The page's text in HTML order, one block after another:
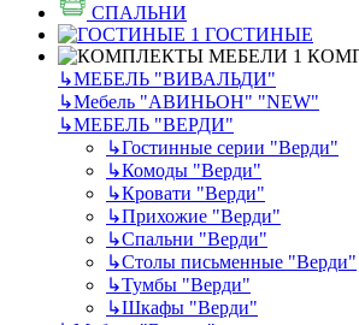
СПАЛЬНИ
ГОСТИНЫЕ
↳МЕБЕЛЬ "ВИВАЛЬДИ"
↳Мебель "АВИНЬОН" "NEW"
↳МЕБЕЛЬ "ВЕРДИ"
↳Гостинные серии "Верди"
↳Комоды "Верди"
↳Кровати "Верди"
↳Прихожие "Верди"
↳Спальни "Верди"
↳Столы письменные "Верди"
↳Тумбы "Верди"
↳Шкафы "Верди"